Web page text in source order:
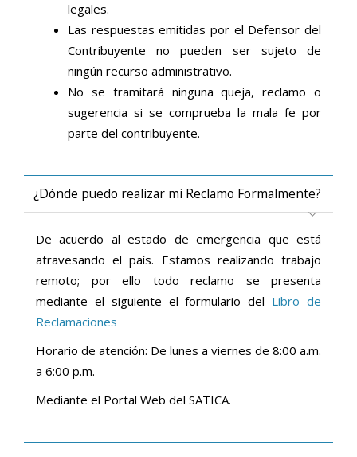
legales.
Las respuestas emitidas por el Defensor del
Contribuyente no pueden ser sujeto de
ningún recurso administrativo.
No se tramitará ninguna queja, reclamo o
sugerencia si se comprueba la mala fe por
parte del contribuyente.
¿Dónde puedo realizar mi Reclamo Formalmente?
De acuerdo al estado de emergencia que está
atravesando el país. Estamos realizando trabajo
remoto; por ello todo reclamo se presenta
mediante el siguiente el formulario del Libro de
Reclamaciones
Horario de atención: De lunes a viernes de 8:00 a.m.
a 6:00 p.m.
Mediante el Portal Web del SATICA.